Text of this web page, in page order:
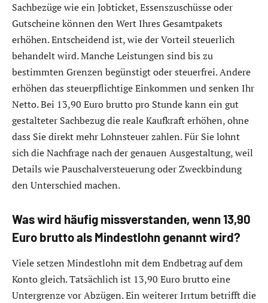
Sachbezüge wie ein Jobticket, Essenszuschüsse oder
Gutscheine können den Wert Ihres Gesamtpakets
erhöhen. Entscheidend ist, wie der Vorteil steuerlich
behandelt wird. Manche Leistungen sind bis zu
bestimmten Grenzen begünstigt oder steuerfrei. Andere
erhöhen das steuerpflichtige Einkommen und senken Ihr
Netto. Bei 13,90 Euro brutto pro Stunde kann ein gut
gestalteter Sachbezug die reale Kaufkraft erhöhen, ohne
dass Sie direkt mehr Lohnsteuer zahlen. Für Sie lohnt
sich die Nachfrage nach der genauen Ausgestaltung, weil
Details wie Pauschalversteuerung oder Zweckbindung
den Unterschied machen.
Was wird häufig missverstanden, wenn 13,90
Euro brutto als Mindestlohn genannt wird?
Viele setzen Mindestlohn mit dem Endbetrag auf dem
Konto gleich. Tatsächlich ist 13,90 Euro brutto eine
Untergrenze vor Abzügen. Ein weiterer Irrtum betrifft die